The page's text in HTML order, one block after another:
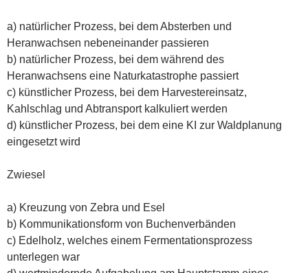
a) natürlicher Prozess, bei dem Absterben und
Heranwachsen nebeneinander passieren
b) natürlicher Prozess, bei dem während des
Heranwachsens eine Naturkatastrophe passiert
c) künstlicher Prozess, bei dem Harvestereinsatz,
Kahlschlag und Abtransport kalkuliert werden
d) künstlicher Prozess, bei dem eine KI zur Waldplanung
eingesetzt wird
Zwiesel
a) Kreuzung von Zebra und Esel
b) Kommunikationsform von Buchenverbänden
c) Edelholz, welches einem Fermentationsprozess
unterlegen war